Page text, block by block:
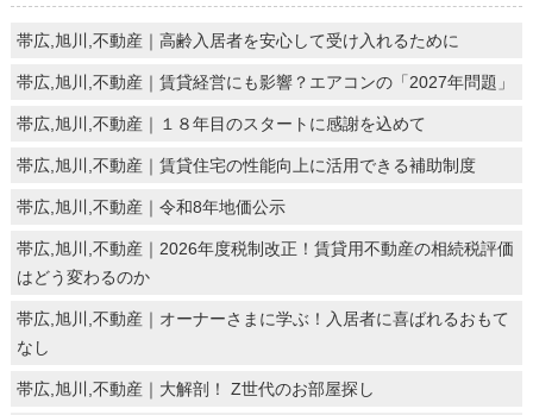
帯広,旭川,不動産｜高齢入居者を安心して受け入れるために
帯広,旭川,不動産｜賃貸経営にも影響？エアコンの「2027年問題」
帯広,旭川,不動産｜１８年目のスタートに感謝を込めて
帯広,旭川,不動産｜賃貸住宅の性能向上に活用できる補助制度
帯広,旭川,不動産｜令和8年地価公示
帯広,旭川,不動産｜2026年度税制改正！賃貸用不動産の相続税評価
はどう変わるのか
帯広,旭川,不動産｜オーナーさまに学ぶ！入居者に喜ばれるおもて
なし
帯広,旭川,不動産｜大解剖！ Z世代のお部屋探し